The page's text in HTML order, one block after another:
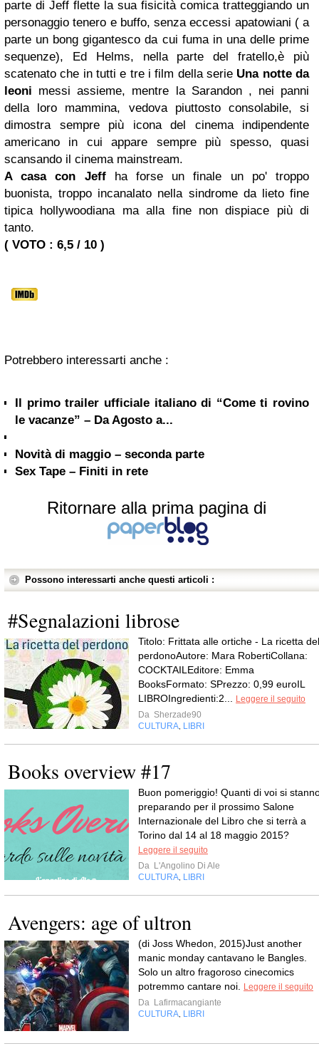
parte di Jeff flette la sua fisicità comica tratteggiando un
personaggio tenero e buffo, senza eccessi apatowiani ( a
parte un bong gigantesco da cui fuma in una delle prime
sequenze), Ed Helms, nella parte del fratello,è più
scatenato che in tutti e tre i film della serie Una notte da
leoni messi assieme, mentre la Sarandon , nei panni
della loro mammina, vedova piuttosto consolabile, si
dimostra sempre più icona del cinema indipendente
americano in cui appare sempre più spesso, quasi
scansando il cinema mainstream.
A casa con Jeffha forse un finale un po' troppo
buonista, troppo incanalato nella sindrome da lieto fine
tipica hollywoodiana ma alla fine non dispiace più di
tanto.
( VOTO : 6,5 / 10 )
Potrebbero interessarti anche :
Il primo trailer ufficiale italiano di “Come ti rovino
le vacanze” – Da Agosto a...
Novità di maggio – seconda parte
Sex Tape – Finiti in rete
Ritornare alla prima pagina di
Possono interessarti anche questi articoli :
#Segnalazioni librose
Titolo: Frittata alle ortiche - La ricetta del
perdonoAutore: Mara RobertiCollana:
COCKTAILEditore: Emma
BooksFormato: SPrezzo: 0,99 euroIL
LIBROIngredienti:2...
Leggere il seguito
Da Sherzade90
CULTURA LIBRI
Books overview #17
Buon pomeriggio! Quanti di voi si
preparando per il prossimo Salone
Internazionale del Libro che si terrà a
Torino dal 14 al 18 maggio 2015?
Leggere il seguito
Da L'Angolino Di Ale
CULTURA LIBRI
Avengers: age of ultron
(di Joss Whedon, 2015)Just another
manic monday cantavano le Bangles.
Solo un altro fragoroso cinecomics
potremmo cantare noi.
Leggere il seguito
Da Lafirmacangiante
CULTURA LIBRI